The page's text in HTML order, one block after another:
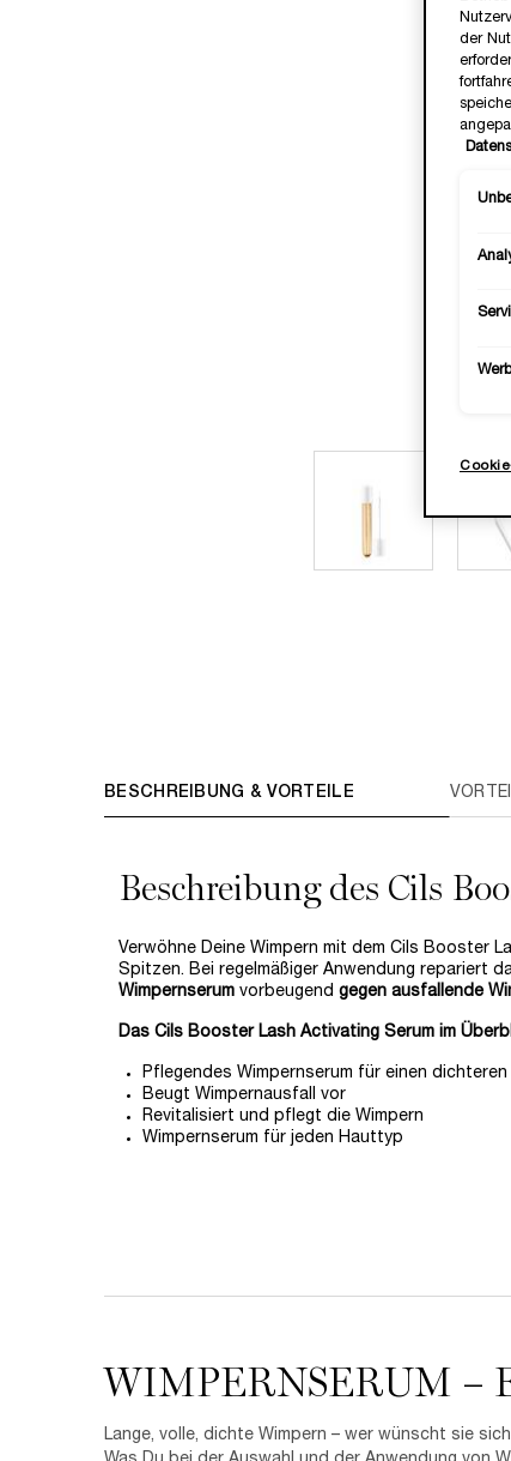
BESCHREIBUNG & VORTEILE
Beschreibung des Cils
Verwöhne Deine Wimpern mit dem Cils Booster
Spitzen. Bei regelmäßiger Anwendung repariert
Wimpernserum vorbeugend gegen ausfallende
Das Cils Booster Lash Activating Serum im
Pflegendes Wimpernserum für einen
Beugt Wimpernausfall vor
Revitalisiert und pflegt die Wimpern
Wimpernserum für jeden Hauttyp
WIMPERNSERUM –
Lange, volle, dichte Wimpern – wer wünscht sie
der